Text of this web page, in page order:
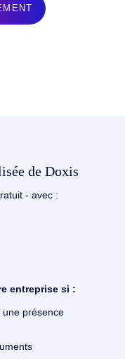
de Doxis
- avec :
entreprise si :
une présence